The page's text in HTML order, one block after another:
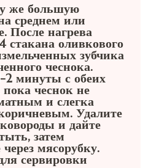
же большую
среднем или
После нагрева
стакана оливкового
зубчика
чеснока.
2 минуты с обеих
чеснок не
и слегка
Удалите
и дайте
затем
мясорубку.
сервировки